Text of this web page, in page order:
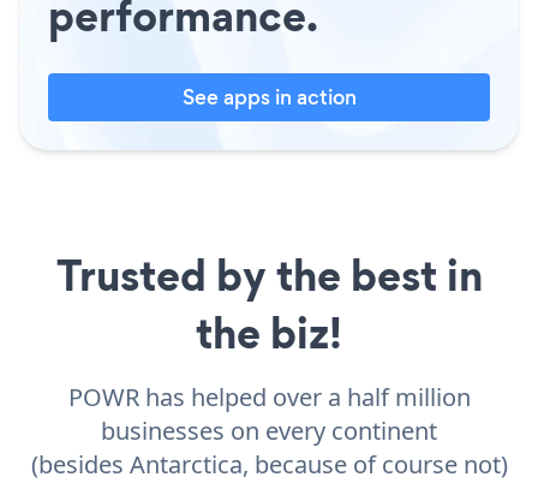
performance.
See apps in action
Trusted by the best in
the biz!
POWR has helped over a half million
businesses on every continent
(besides Antarctica, because of course not)